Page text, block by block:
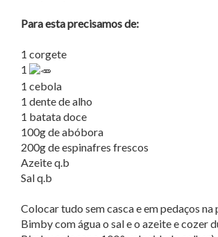
Para esta precisamos de:
1 corgete
1
1 cebola
1 dente de alho
1 batata doce
100g de abóbora
200g de espinafres frescos
Azeite q.b
Sal q.b
Colocar tudo sem casca e em pedaços na
Bimby com água o sal e o azeite e cozer